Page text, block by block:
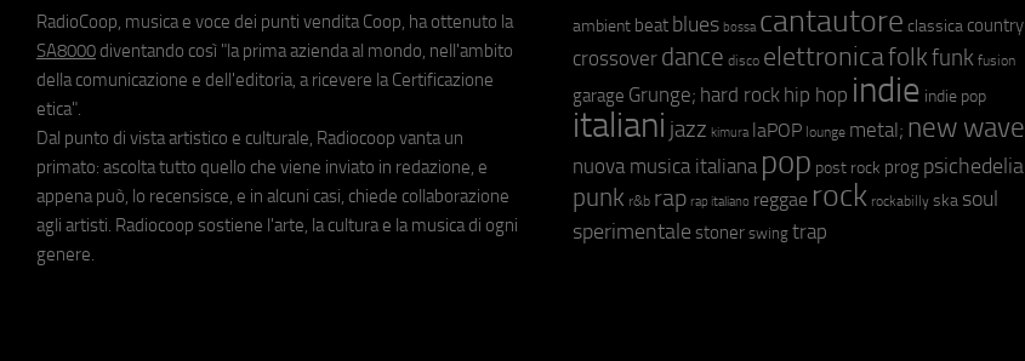
RadioCoop, musica e voce dei punti vendita Coop, ha ottenuto la
SA8000 diventando così "la prima azienda al mondo, nell'ambito
della comunicazione e dell'editoria, a ricevere la Certificazione
etica".
Dal punto di vista artistico e culturale, Radiocoop vanta un
primato: ascolta tutto quello che viene inviato in redazione, e
appena può, lo recensisce, e in alcuni casi, chiede collaborazione
agli artisti. Radiocoop sostiene l'arte, la cultura e la musica di ogni
genere.
ambient beat blues bossa cantautore classica country
crossover dance disco elettronicafolkfunk fusion
garage Grunge; hard rock hip hop indie indie pop
italiani jazz kimura laPOP lounge metal; new wave
nuova musica italiana pop post rock prog psichedelia
punk r&b rap rap italiano reggae rock rockabilly ska soul
sperimentale stoner swing trap